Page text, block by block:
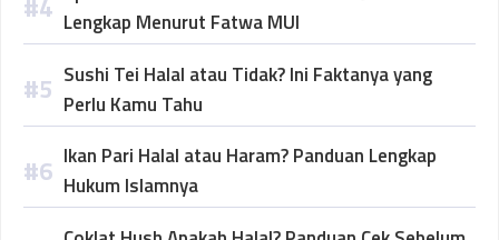
Lengkap Menurut Fatwa MUI
Sushi Tei Halal atau Tidak? Ini Faktanya yang
Perlu Kamu Tahu
Ikan Pari Halal atau Haram? Panduan Lengkap
Hukum Islamnya